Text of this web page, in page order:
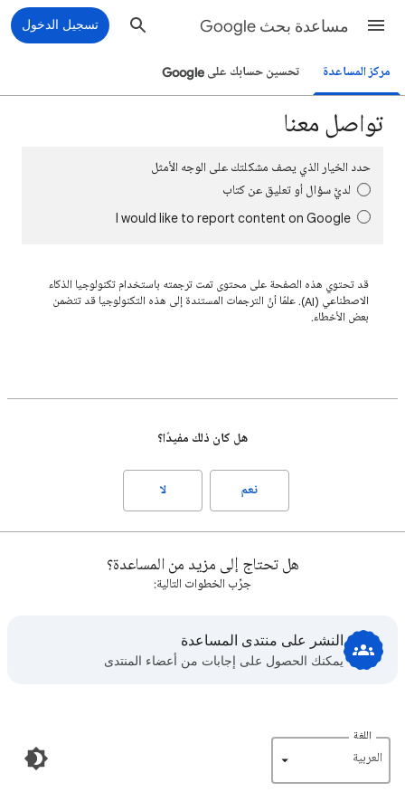
مساعدة بحث Google تسجيل الدخول
مركز المساعدة تحسين حسابك على Google
تواصل معنا
حدد الخيار الذي يصف مشكلتك على الوجه الأمثل
لديَّ سؤال أو تعليق عن كتاب
I would like to report content on Google
قد تحتوي هذه الصفحة على محتوى تمت ترجمته باستخدام تكنولوجيا الذكاء
الاصطناعي (AI). علمًا أنّ الترجمات المستندة إلى هذه التكنولوجيا قد تتضمن
بعض الأخطاء.
هل كان ذلك مفيدًا؟
نعم لا
هل تحتاج إلى مزيد من المساعدة؟
جرِّب الخطوات التالية:
النشر على منتدى المساعدة
يمكنك الحصول على إجابات من أعضاء المنتدى
اللغة
‏العربية